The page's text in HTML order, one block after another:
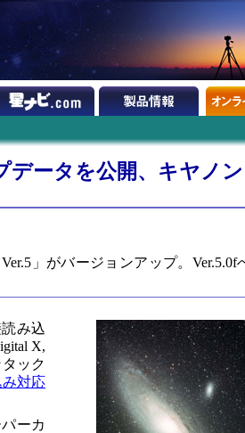
データを公開、キヤノン
」がバージョンアップ。Ver.5.0f
み込
X,
ック
対応
ーカ